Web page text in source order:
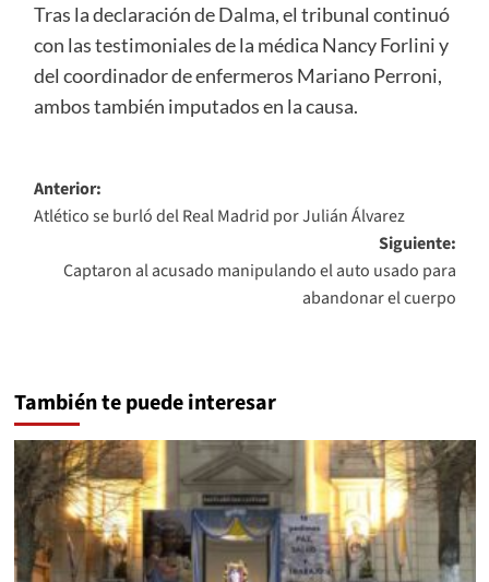
Tras la declaración de Dalma, el tribunal continuó
con las testimoniales de la médica Nancy Forlini y
del coordinador de enfermeros Mariano Perroni,
ambos también imputados en la causa.
Navegación
de
entradas
Anterior:
Atlético se burló del Real Madrid por Julián Álvarez
Siguiente:
Captaron al acusado manipulando el auto usado para
abandonar el cuerpo
También te puede interesar